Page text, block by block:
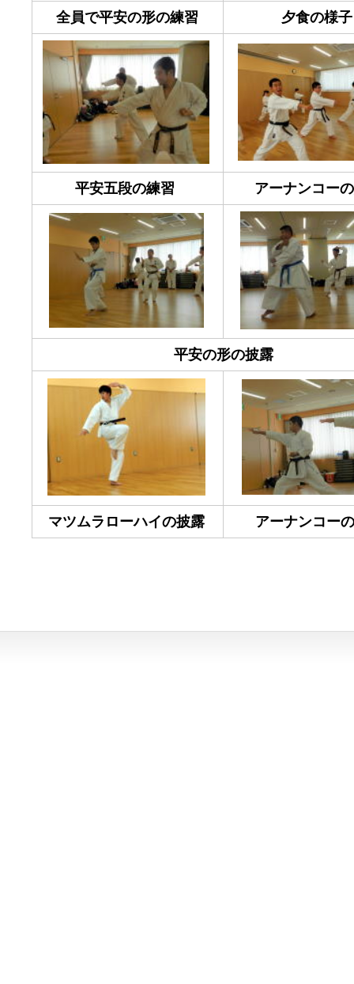
全員で平安の形の練習 夕食の様子
平安五段の練習 アーナンコー
平安の形の披露
マツムラローハイの披露 アーナンコー